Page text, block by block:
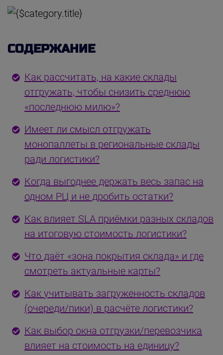
СОДЕРЖАНИЕ
Как рассчитать, на какие склады
отгружать, чтобы снизить среднюю
«последнюю милю»?
Имеет ли смысл отгружать
монопаллеты в региональные склады
ради логистики?
Когда выгоднее держать весь запас на
одном РЦ и не дробить остатки?
Как влияет SLA приёмки разных складов
на итоговую стоимость логистики?
Что даёт «зона покрытия склада» и где
смотреть актуальные карты?
Как учитывать загруженность складов
(очереди/пики) в расчёте логистики?
Как выбор окна отгрузки/перевозчика
влияет на стоимость на единицу?